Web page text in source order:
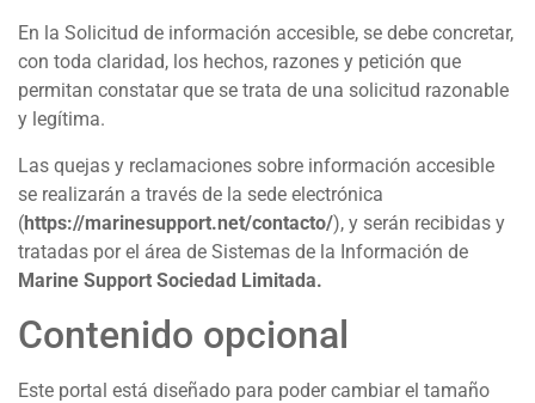
En la Solicitud de información accesible, se debe concretar,
con toda claridad, los hechos, razones y petición que
permitan constatar que se trata de una solicitud razonable
y legítima.
Las quejas y reclamaciones sobre información accesible
se realizarán a través de la sede electrónica
(https://marinesupport.net/contacto/), y serán recibidas y
tratadas por el área de Sistemas de la Información de
Marine Support Sociedad Limitada.
Contenido opcional
Este portal está diseñado para poder cambiar el tamaño